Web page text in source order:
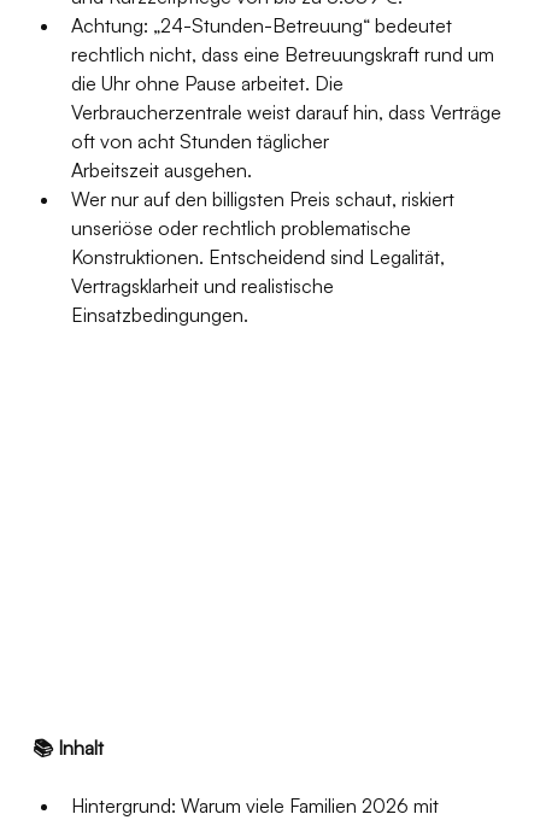
Achtung: „24-Stunden-Betreuung“ bedeutet
rechtlich nicht, dass eine Betreuungskraft rund um
die Uhr ohne Pause arbeitet. Die
Verbraucherzentrale weist darauf hin, dass Verträge
oft von acht Stunden täglicher
Arbeitszeit ausgehen.
Wer nur auf den billigsten Preis schaut, riskiert
unseriöse oder rechtlich problematische
Konstruktionen. Entscheidend sind Legalität,
Vertragsklarheit und realistische
Einsatzbedingungen.
📚 Inhalt
Hintergrund: Warum viele Familien 2026 mit